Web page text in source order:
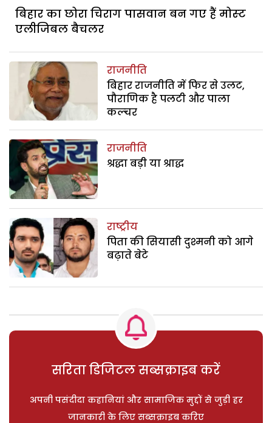
बिहार का छोरा चिराग पासवान बन गए हैं मोस्‍ट
एलीजिबल बैचलर
राजनीति
बिहार राजनीति में फिर से उलट,
पौराणिक है पलटी और पाला
कल्चर
राजनीति
श्रद्धा बड़ी या श्राद्ध
राष्ट्रीय
पिता की सियासी दुश्मनी को आगे
बढ़ाते बेटे
सरिता डिजिटल सब्सक्राइब करें
अपनी पसंदीदा कहानियां और सामाजिक मुद्दों से जुड़ी हर
जानकारी के लिए सब्सक्राइब करिए